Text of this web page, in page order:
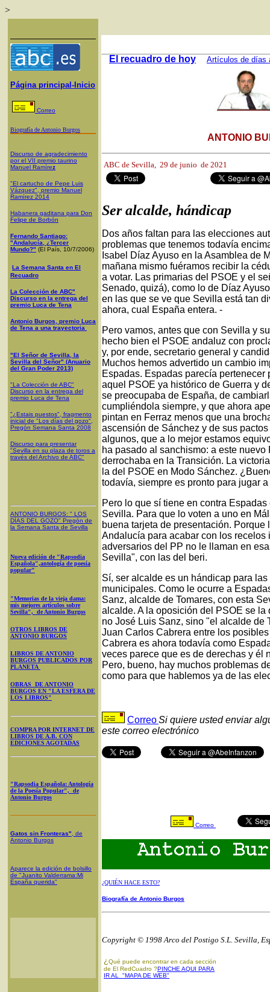
>
Página principal-Inicio
Correo
Biografía de Antonio Burgos
Discurso de agradecimiento
por el VII premio taurino
Manuel Ramírez
"El cartucho de Pepe Luis
Vázquez", premio Manuel
Ramírez 2014
Habanera gaditana para Don
Felipe de Borbón
Fernando Santiago:
"Andalucía, ¿Tercer
Mundo?" (El País, 10/7/2006)
La Semana Santa en El
Recuadro
La Colección de ABC"
Discurso en la entrega del
premio Luca de Tena
Antonio Burgos, premio Luca
de Tena a una trayectoria
"El Señor de Sevilla, la
Sevilla del Señor" (Anuario
del Gran Poder 2013)
"La Colección de ABC"
Discurso en la entrega del
premio Luca de Tena
"¿Estais puestos", fragmento
inicial de "Los días del gozo",
Pregón Semana Santa 2008
Discurso para presentar
"Sevilla en su plaza de toros a
través del Archivo de ABC"
ANTONIO BURGOS: " LOS
DÍAS DEL GOZO" Pregón de
la Semana Santa de Sevilla
Nueva edición de "Rapsodia
Española",antología de poesía
popular"
"Memorias de la vieja dama:
mis mejores artículos sobre
Sevilla", de Antonio Burgos
OTROS LIBROS DE
ANTONIO BURGOS
LIBROS DE ANTONIO
BURGOS PUBLICADOS POR
PLANETA
OBRAS DE ANTONIO
BURGOS EN "LA ESFERA DE
LOS LIBROS"
COMPRA POR INTERNET DE
LIBROS DE A.B. CON
EDICIONES AGOTADAS
"Rapsodia Española: Antología
de la Poesía Popular", de
Antonio Burgos
Gatos sin Fronteras" , de
Antonio Burgos
Aparece la edición de bolsillo
de "Juanito Valderrama:Mi
España querida"
El recuadro de hoy Artículos de días
ANTONIO
ABC de Sevilla, 29 de junio de 2021
Ser alcalde, hándicap
Dos años faltan para las elecciones
problemas que tenemos todavía
Isabel Díaz Ayuso en la Asamblea de
mañana mismo fuéramos recibir la
a votar. Las primarias del PSOE y el
Senado, quizá), como lo de Díaz
en las que se ve que Sevilla está tan
ahora, cual España entera. -
Pero vamos, antes que con Sevilla y
hecho bien el PSOE andaluz con
y, por ende, secretario general y
Muchos hemos advertido un cambio
Espadas. Espadas parecía
aquel PSOE ya histórico de Guerra y
se preocupaba de España, de
cumpliéndola siempre, y que ahora
pintan en Ferraz menos que una
ascensión de Sánchez y de sus
algunos, que a lo mejor estamos
ha pasado al sanchismo: a este
derrochaba en la Transición. La
la del PSOE en Modo Sánchez.
todavía, siempre es pronto para jugar
Pero lo que sí tiene en contra
Sevilla. Para que lo voten a uno en
buena tarjeta de presentación.
Andalucía para acabar con los recelos
adversarios del PP no le llaman en
Sevilla", con las del beri.
Sí, ser alcalde es un hándicap para
municipales. Como le ocurre a
Sanz, alcalde de Tomares, con esta
alcalde. A la oposición del PSOE se
no José Luis Sanz, sino "el alcalde de
Juan Carlos Cabrera entre los
Cabrera es ahora todavía como
veces parece que es de derechas y él
Pero, bueno, hay muchos problemas
como para que hablemos ya de las
CorreoSi quiere usted enviar
este correo electrónico
Correo
¿QUIÉN HACE ESTO?
Biografía de Antonio Burgos
Copyright © 1998 Arco del Postigo S.L. Sevilla,
¿ Qué puede encontrar en cada sección
de El RedCuadro ?PINCHE AQUI PARA
IR AL "MAPA DE WEB"